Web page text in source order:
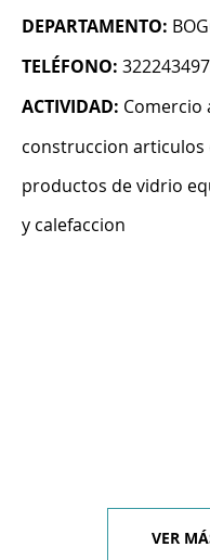
DEPARTAMENTO:
TELÉFONO:
ACTIVIDAD: Comercio
construccion
productos de vidrio
y calefaccion
VER